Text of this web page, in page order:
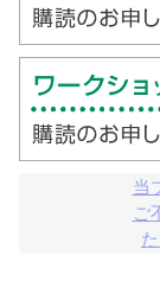
当
ご